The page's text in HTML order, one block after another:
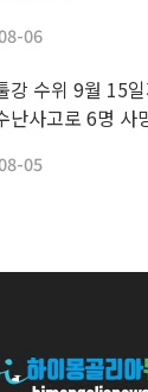
06
강 수위 9월 15
난사고로 6명 사
05